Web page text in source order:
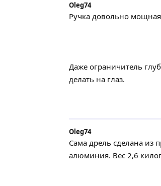
Oleg74
Ручка довольно
Даже ограничитель
делать на глаз.
Oleg74
Сама дрель сделана из
алюминия. Вес 2,6